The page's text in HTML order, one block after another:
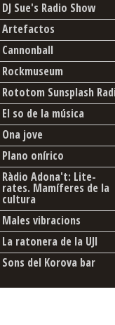
DJ Sue's Radio Show
Artefactos
Cannonball
Rockmuseum
Rototom Sunsplash
El so de la música
Ona jove
Plano onírico
Ràdio Adona't: Lite-
rates. Mamíferes de la
cultura
Males vibracions
La ratonera de la UJI
Sons del Korova bar